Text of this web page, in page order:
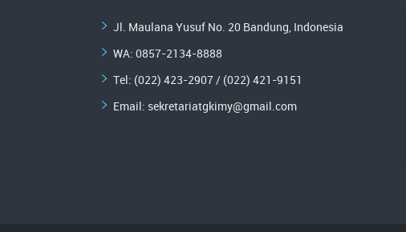
Jl. Maulana Yusuf No. 20 Bandung, Indonesia
WA: 0857-2134-8888
Tel: (022) 423-2907 / (022) 421-9151
Email: sekretariatgkimy@gmail.com